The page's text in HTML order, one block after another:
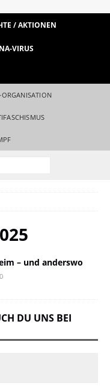
/ AKTIONEN
VIRUS
– und anderswo
0
DU UNS BEI